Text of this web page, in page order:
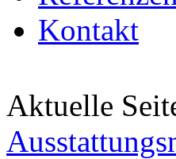
Kontakt
Aktuelle